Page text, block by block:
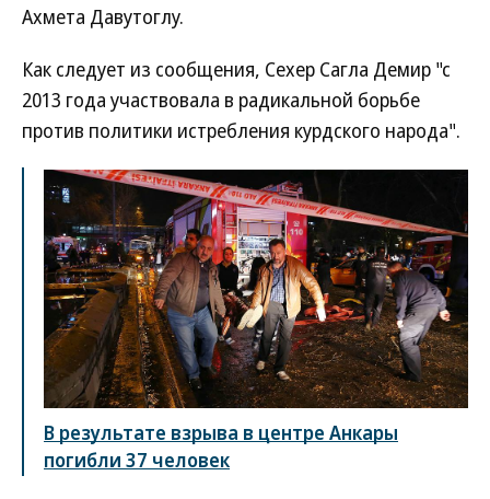
Ахмета Давутоглу.
Как следует из сообщения, Сехер Сагла Демир "с
2013 года участвовала в радикальной борьбе
против политики истребления курдского народа".
В результате взрыва в центре Анкары
погибли 37 человек